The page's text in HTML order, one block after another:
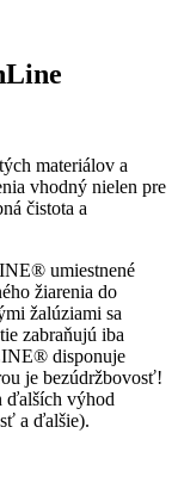
materiálov a
vhodný nielen pre
čistota a
umiestnené
žiarenia do
žalúziami sa
zabraňujú iba
disponuje
je bezúdržbovosť!
ďalších výhod
a ďalšie).